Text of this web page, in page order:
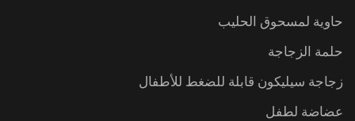
حاوية لمسحوق الحليب
حلمة الزجاجة
زجاجة سيليكون قابلة للضغط للأطفال
عضاضة لطفل